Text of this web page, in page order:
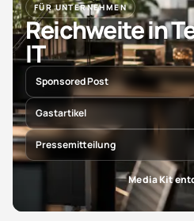
FÜR UNTERNEHMEN
Reichweite in
IT
Sponsored Post
Gastartikel
Pressemitteilung
Media Kit